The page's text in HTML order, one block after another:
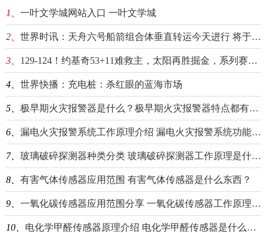
1、 一叶文学城网站入口 一叶文学城
2、 世界时讯：天舟六号船箭组合体垂直转运今天进行 将于近日择机发射
3、 129-124！约基奇53+11难救主，太阳再胜掘金，系列赛战至2-2
4、 世界快播：充电桩：杀红眼的蓝海市场
5、 极早期火灾报警器是什么？极早期火灾报警器特点都有什么？
6、 漏电火灾报警系统工作原理介绍 漏电火灾报警系统功能有哪些？
7、 玻璃破碎探测器种类分类 玻璃破碎探测器工作原理是什么？
8、 有害气体传感器应用范围 有害气体传感器是什么东西？
9、 一氧化碳传感器应用范围分享 一氧化碳传感器工作原理介绍
10、 电化学甲醛传感器原理介绍 电化学甲醛传感器是什么东西？